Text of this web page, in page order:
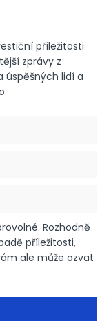
příležitosti
zprávy z
úspěšných lidí a
Rozhodně
příležitosti,
ale může ozvat